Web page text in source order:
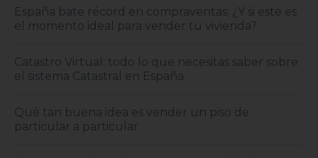
España bate récord en compraventas: ¿Y si este es
el momento ideal para vender tu vivienda?
Catastro Virtual: todo lo que necesitas saber sobre
el sistema Catastral en España
Qué tan buena idea es vender un piso de
particular a particular